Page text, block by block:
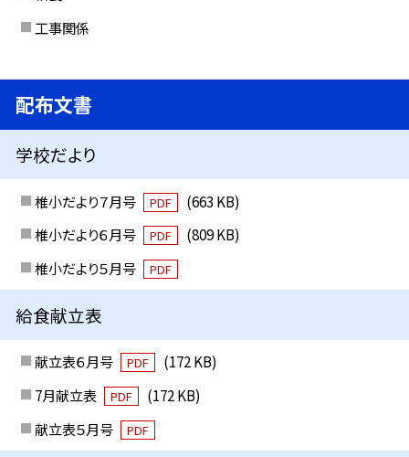
工事関係
配布文書
学校だより
椎小だより７月号 PDF
(663 KB)
椎小だより６月号
PDF
(809 KB)
椎小だより５月号
PDF
給食献立表
献立表６月号 PDF
(172 KB)
7月献立表
PDF
(172 KB)
献立表５月号
PDF